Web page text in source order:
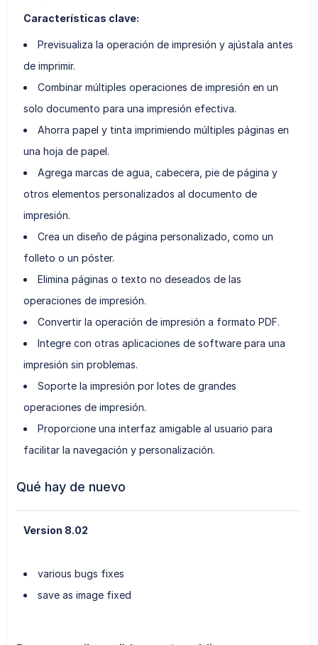
Características clave:
Previsualiza la operación de impresión y ajústala antes
de imprimir.
Combinar múltiples operaciones de impresión en un
solo documento para una impresión efectiva.
Ahorra papel y tinta imprimiendo múltiples páginas en
una hoja de papel.
Agrega marcas de agua, cabecera, pie de página y
otros elementos personalizados al documento de
impresión.
Crea un diseño de página personalizado, como un
folleto o un póster.
Elimina páginas o texto no deseados de las
operaciones de impresión.
Convertir la operación de impresión a formato PDF.
Integre con otras aplicaciones de software para una
impresión sin problemas.
Soporte la impresión por lotes de grandes
operaciones de impresión.
Proporcione una interfaz amigable al usuario para
facilitar la navegación y personalización.
Qué hay de nuevo
Version 8.02
various bugs fixes
save as image fixed